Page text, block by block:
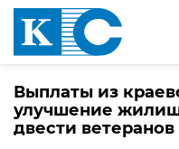
Выплаты из
улучшение
двести